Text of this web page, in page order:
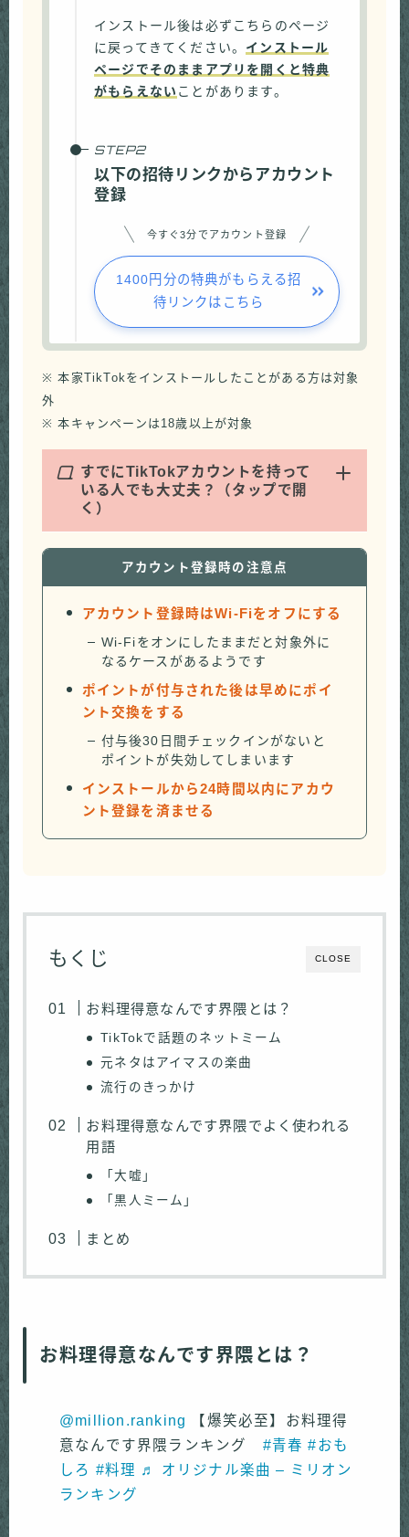
インストール後は必ずこちらのページ
に戻ってきてください。 インストール
ページでそのままアプリを開くと特典
がもらえない ことがあります。
以下の招待リンクからアカウント
登録
今すぐ3分でアカウント登録
1400円分の特典がもらえる招
待リンクはこちら
※ 本家TikTokをインストールしたことがある方は対象
外
※ 本キャンペーンは18歳以上が対象
Q すでにTikTokアカウントを持って
いる人でも大丈夫？（タップで開
く）
アカウント登録時の注意点
アカウント登録時はWi-Fiをオフにする
Wi-Fiをオンにしたままだと対象外に
なるケースがあるようです
ポイントが付与された後は早めにポイ
ント交換をする
付与後30日間チェックインがないと
ポイントが失効してしまいます
インストールから24時間以内にアカウ
ント登録を済ませる
CLOSE
もくじ
お料理得意なんです界隈とは？
TikTokで話題のネットミーム
元ネタはアイマスの楽曲
流行のきっかけ
お料理得意なんです界隈でよく使われる
用語
「大嘘」
「黒人ミーム」
まとめ
お料理得意なんです界隈とは？
@million.ranking
【爆笑必至】お料理得
意なんです界隈ランキング #青春 #おも
しろ #料理 ♬ オリジナル楽曲 – ミリオン
ランキング